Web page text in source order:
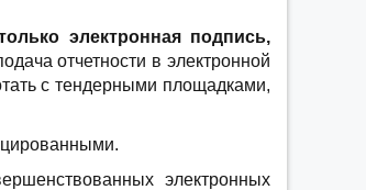
электронная подпись,
отчетности в электронной
с тендерными площадками,
электронных